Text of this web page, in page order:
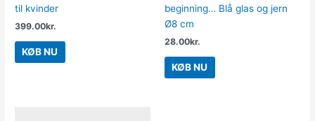
til kvinder
399.00kr.
KØB NU
beginning… Blå glas og jern
Ø8 cm
28.00kr.
KØB NU